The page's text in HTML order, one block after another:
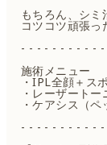
もちろん、シ
コツコツ頑張っ
- - - - - - - - - -
施術メニュー
・IPL全顔＋ス
・レーザート
・ケアシス（
- - - - - - - - - -